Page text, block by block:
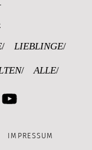
LIEBLINGE
ALLE
Channel
IMPRESSUM